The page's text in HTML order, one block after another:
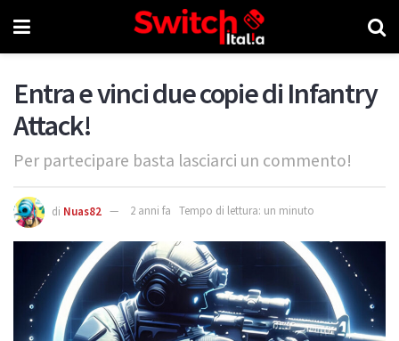
Entra e vinci due copie di Infantry
Attack!
Per partecipare basta lasciarci un commento!
di Nuas82 2 anni fa Tempo di lettura: un minuto